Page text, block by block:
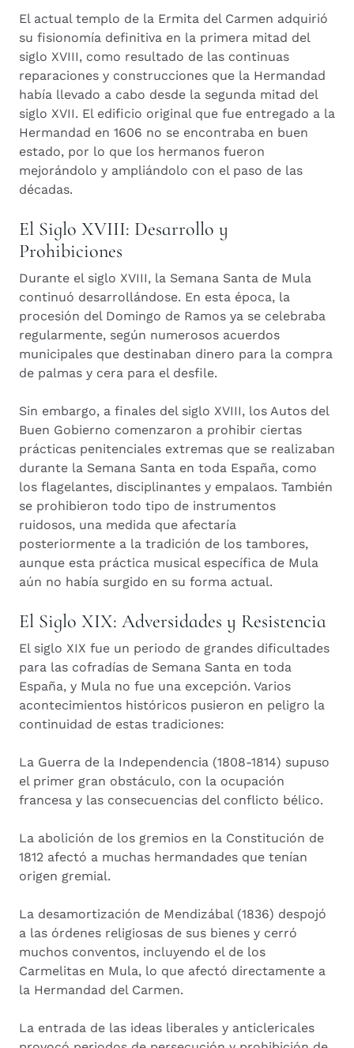
El actual templo de la Ermita del Carmen adquirió
su fisionomía definitiva en la primera mitad del
siglo XVIII, como resultado de las continuas
reparaciones y construcciones que la Hermandad
había llevado a cabo desde la segunda mitad del
siglo XVII. El edificio original que fue entregado a la
Hermandad en 1606 no se encontraba en buen
estado, por lo que los hermanos fueron
mejorándolo y ampliándolo con el paso de las
décadas.
El Siglo XVIII: Desarrollo y
Prohibiciones
Durante el siglo XVIII, la Semana Santa de Mula
continuó desarrollándose. En esta época, la
procesión del Domingo de Ramos ya se celebraba
regularmente, según numerosos acuerdos
municipales que destinaban dinero para la compra
de palmas y cera para el desfile.
Sin embargo, a finales del siglo XVIII, los Autos del
Buen Gobierno comenzaron a prohibir ciertas
prácticas penitenciales extremas que se realizaban
durante la Semana Santa en toda España, como
los flagelantes, disciplinantes y empalaos. También
se prohibieron todo tipo de instrumentos
ruidosos, una medida que afectaría
posteriormente a la tradición de los tambores,
aunque esta práctica musical específica de Mula
aún no había surgido en su forma actual.
El Siglo XIX: Adversidades y Resistencia
El siglo XIX fue un periodo de grandes dificultades
para las cofradías de Semana Santa en toda
España, y Mula no fue una excepción. Varios
acontecimientos históricos pusieron en peligro la
continuidad de estas tradiciones:
La Guerra de la Independencia (1808-1814) supuso
el primer gran obstáculo, con la ocupación
francesa y las consecuencias del conflicto bélico.
La abolición de los gremios en la Constitución de
1812 afectó a muchas hermandades que tenían
origen gremial.
La desamortización de Mendizábal (1836) despojó
a las órdenes religiosas de sus bienes y cerró
muchos conventos, incluyendo el de los
Carmelitas en Mula, lo que afectó directamente a
la Hermandad del Carmen.
La entrada de las ideas liberales y anticlericales